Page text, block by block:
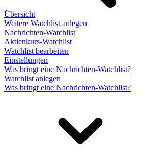
Übersicht
Weitere Watchlist anlegen
Nachrichten-Watchlist
Aktienkurs-Watchlist
Watchlist bearbeiten
Einstellungen
Was bringt eine Nachrichten-Watchlist?
Watchlist anlegen
Was bringt eine Nachrichten-Watchlist?